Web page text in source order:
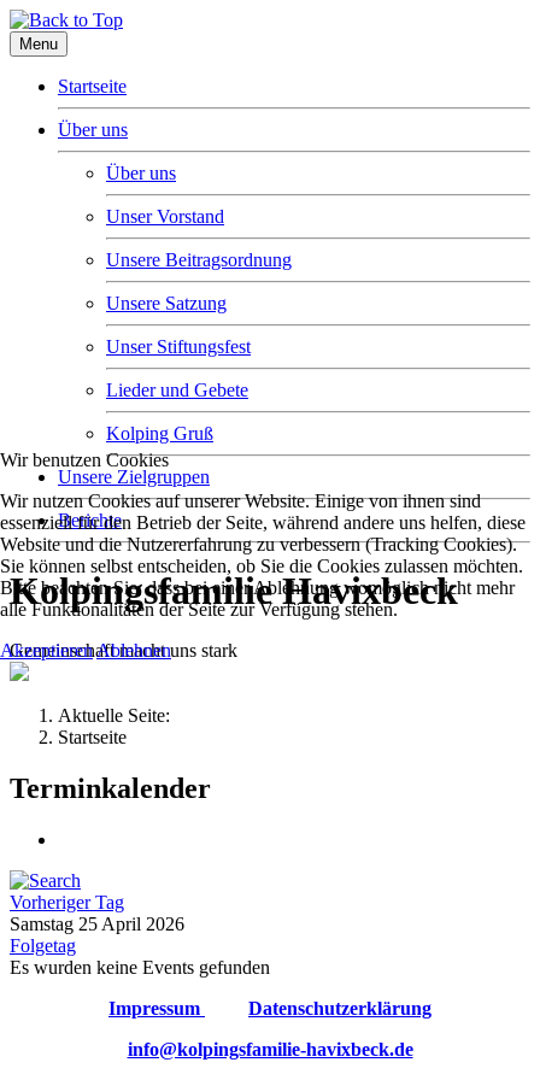
Menu
Startseite
Über uns
Über uns
Unser Vorstand
Unsere Beitragsordnung
Unsere Satzung
Unser Stiftungsfest
Lieder und Gebete
Kolping Gruß
Unsere Zielgruppen
Berichte
Kolpingsfamilie Havixbeck
Gemeinschaft macht uns stark
Aktuelle Seite:
Startseite
Terminkalender
Vorheriger Tag
Samstag 25 April 2026
Folgetag
Es wurden keine Events gefunden
Impressum
Datenschutzerklärung
info@kolpingsfamilie-havixbeck.de
Wir benutzen Cookies
Wir nutzen Cookies auf unserer Website. Einige von ihnen sind
essenziell für den Betrieb der Seite, während andere uns helfen, diese
Website und die Nutzererfahrung zu verbessern (Tracking Cookies).
Sie können selbst entscheiden, ob Sie die Cookies zulassen möchten.
Bitte beachten Sie, dass bei einer Ablehnung womöglich nicht mehr
alle Funktionalitäten der Seite zur Verfügung stehen.
AkzeptierenAblehnen